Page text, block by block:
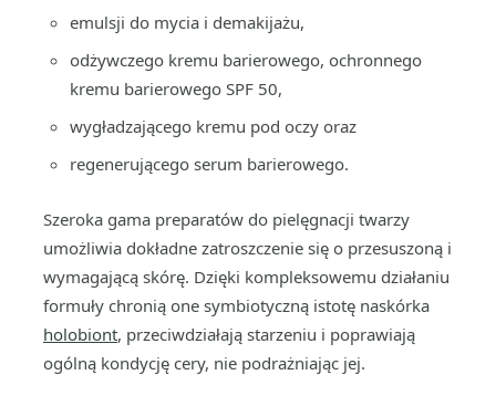
emulsji do mycia i demakijażu,
odżywczego kremu barierowego, ochronnego
kremu barierowego SPF 50,
wygładzającego kremu pod oczy oraz
regenerującego serum barierowego.
Szeroka gama preparatów do pielęgnacji twarzy
umożliwia dokładne zatroszczenie się o przesuszoną i
wymagającą skórę. Dzięki kompleksowemu działaniu
formuły chronią one symbiotyczną istotę naskórka
holobiont, przeciwdziałają starzeniu i poprawiają
ogólną kondycję cery, nie podrażniając jej.